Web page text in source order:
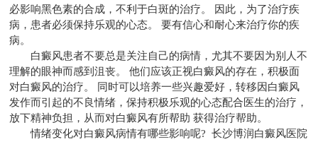
必影响黑色素的合成，不利于白斑的治疗。 因此，为了治疗疾
病，患者必须保持乐观的心态。 要有信心和耐心来治疗你的疾
病。
白癜风患者不要总是关注自己的病情，尤其不要因为别人不
理解的眼神而感到沮丧。 他们应该正视白癜风的存在，积极面
对白癜风的治疗。 同时可以培养一些兴趣爱好，转移因白癜风
发作而引起的不良情绪，保持积极乐观的心态配合医生的治疗，
放下精神负担，从而对白癜风有所帮助 获得治疗帮助。
情绪变化对白癜风病情有哪些影响呢? 长沙博润白癜风医院